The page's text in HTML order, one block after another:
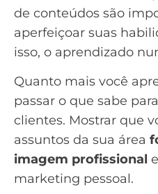
de conteúdos são
aperfeiçoar suas
isso, o aprendizado
Quanto mais você
passar o que sabe
clientes. Mostrar que
assuntos da sua área
imagem profissional
marketing pessoal.